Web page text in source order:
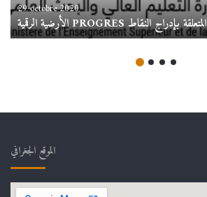
29 octobre 2020
الأرضية الرقمية PROGRES المتعلقة بإدراج النقاط
الموقع الجغرافي